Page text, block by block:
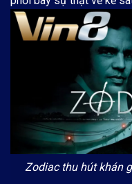
Zodiac thu hút khán